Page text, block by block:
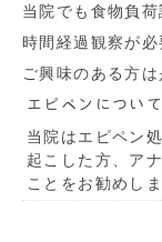
当院でも食物負
時間経過観察が必
ご興味のある方は
エピペンについて
当院はエピペン
起こした方、ア
ことをお勧めしま